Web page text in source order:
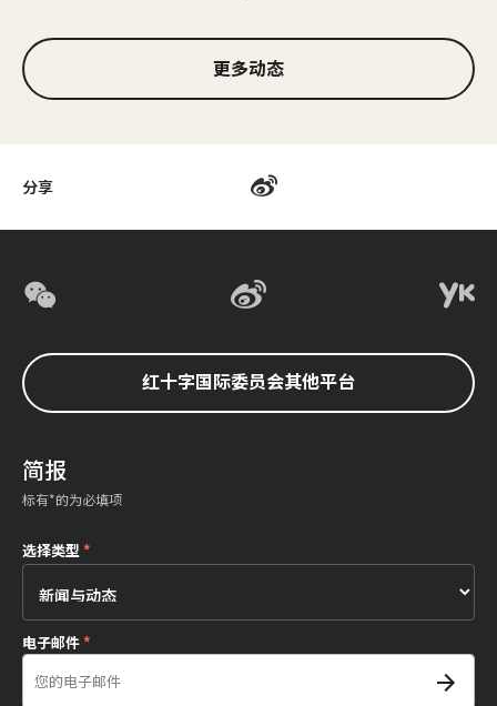
分享
更多动态
红十字国际委员会其他平台
简报
标有*的为必填项
选择类型 *
电子邮件*